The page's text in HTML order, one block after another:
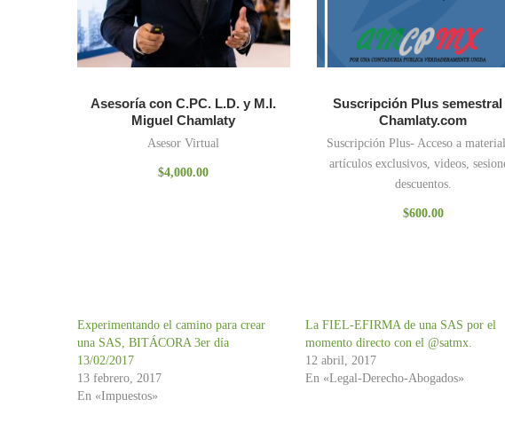
Asesoría con C.PC. L.D. y M.I.
Miguel Chamlaty
Asesor Virtual
$4,000.00
Suscripción Plus semestral
Chamlaty.com
Suscripción Plus- Acceso a
artículos exclusivos, videos,
descuentos.
$600.00
Experimentando el camino para crear
una SAS, BITÁCORA 3er día
13/02/2017
13 febrero, 2017
En «Impuestos»
La FIEL-EFIRMA de una SAS por el
momento directo con el @satmx.
12 abril, 2017
En «Legal-Derecho-Abogados»